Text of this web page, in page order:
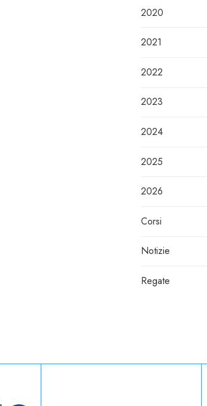
2020
2021
2022
2023
2024
2025
2026
Corsi
Notizie
Regate